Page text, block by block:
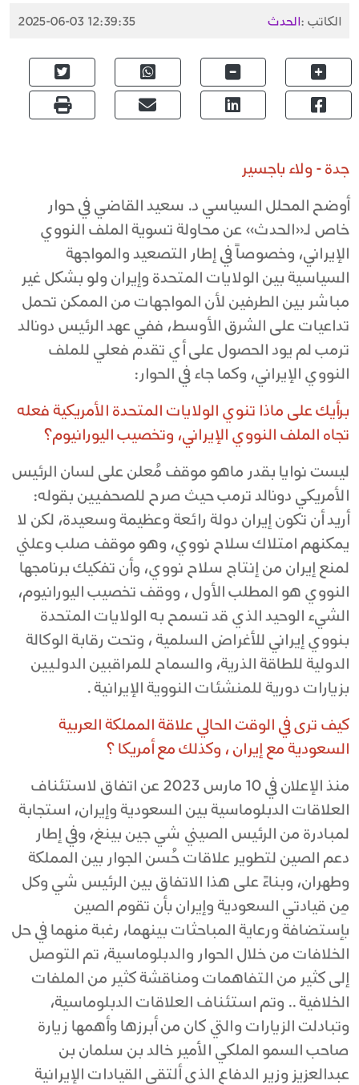
الكاتب :الحدث 2025-06-03 12:39:35
جدة - ولاء باجسير
أوضح المحلل السياسي د. سعيد القاضي في حوار
خاص لـ«الحدث» عن محاولة تسوية الملف النووي
الإيراني، وخصوصاً في إطار التصعيد والمواجهة
السياسية بين الولايات المتحدة وإيران ولو بشكل غير
مباشر بين الطرفين لأن المواجهات من الممكن تحمل
تداعيات على الشرق الأوسط، ففي عهد الرئيس دونالد
ترمب لم يود الحصول على أي تقدم فعلي للملف
النووي الإيراني، وكما جاء في الحوار:
برأيك على ماذا تنوي الولايات المتحدة الأمريكية فعله
تجاه الملف النووي الإيراني، وتخصيب اليورانيوم؟
ليست نوايا بقدر ماهو موقف مُعلن على لسان الرئيس
الأمريكي دونالد ترمب حيث صرح للصحفيين بقوله:
أريد أن تكون إيران دولة رائعة وعظيمة وسعيدة، لكن لا
يمكنهم امتلاك سلاح نووي، وهو موقف صلب وعلني
لمنع إيران من إنتاج سلاح نووي، وأن تفكيك برنامجها
النووي هو المطلب الأول ، ووقف تخصيب اليورانيوم،
الشيء الوحيد الذي قد تسمح به الولايات المتحدة
بنووي إيراني للأغراض السلمية ، وتحت رقابة الوكالة
الدولية للطاقة الذرية، والسماح للمراقبين الدوليين
بزيارات دورية للمنشئات النووية الإيرانية .
كيف ترى في الوقت الحالي علاقة المملكة العربية
السعودية مع إيران ، وكذلك مع أمريكا ؟
منذ الإعلان في 10 مارس 2023 عن اتفاق لاستئناف
العلاقات الدبلوماسية بين السعودية وإيران، استجابة
لمبادرة من الرئيس الصيني شي جين بينغ، وفي إطار
دعم الصين لتطوير علاقات حُسن الجوار بين المملكة
وطهران، وبناءً على هذا الاتفاق بين الرئيس شي وكل
مِن قيادتي السعودية وإيران بأن تقوم الصين
بإستضافة ورعاية المباحثات بينهما، رغبة منهما في حل
الخلافات من خلال الحوار والدبلوماسية، تم التوصل
إلى كثير من التفاهمات ومناقشة كثير من الملفات
الخلافية .. وتم استئناف العلاقات الدبلوماسية،
وتبادلت الزيارات والتي كان من أبرزها وأهمها زيارة
صاحب السمو الملكي الأمير خالد بن سلمان بن
عبدالعزيز وزير الدفاع الذي ألتقى القيادات الإيرانية